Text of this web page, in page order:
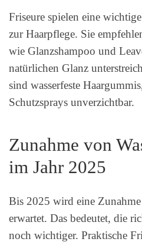
Friseure spielen eine
zur Haarpflege. Sie
wie Glanzshampoo und
natürlichen Glanz
sind wasserfeste
Schutzsprays unverzichtbar.
Zunahme von
im Jahr 2025
Bis 2025 wird eine Zunahme
erwartet. Das bedeutet, die
noch wichtiger. Praktische